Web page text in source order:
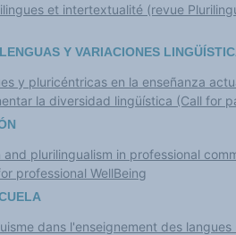
et intertextualité (revue
Y VARIACIONES
y pluricéntricas en la enseñanza
la diversidad lingüística (Call for
plurilingualism in professional
professional WellBeing
dans l'enseignement des